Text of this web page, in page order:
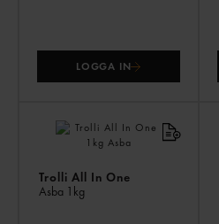
LOGGA IN
Trolli All In One
Asba 1kg